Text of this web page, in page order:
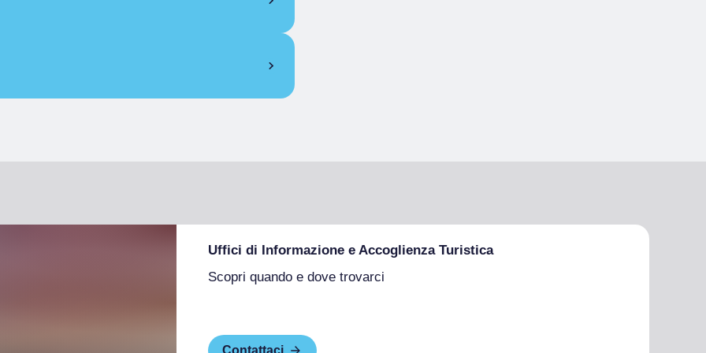
Uffici di Informazione e Accoglienza Turistica
Scopri quando e dove trovarci
Contattaci